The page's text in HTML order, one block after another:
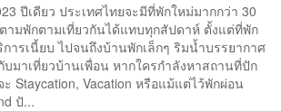
ปีเดียว ประเทศไทยจะมีที่พักใหม่มากกว่า 30
ามพักตามเที่ยวกันได้แทบทุกสัปดาห์ ตั้งแต่ที่พัก
ารเนี้ยบ ไปจนถึงบ้านพักเล็กๆ ริมน้ำบรรยากาศ
มาเที่ยวบ้านเพื่อน หากใครกำลังหาสถานที่ปัก
Staycation, Vacation หรือแม้แต่ไว้พักผ่อน
ปั...